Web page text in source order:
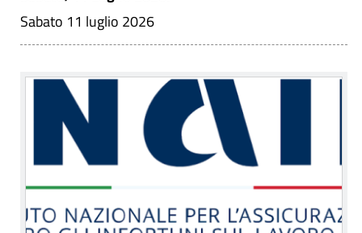
Sabato 11 luglio 2026